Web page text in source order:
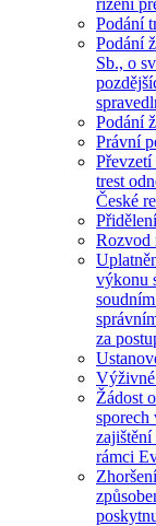
Podání
Podání
Sb., o
Podání
Právní
trest
České
Rozvod
výkonu
za
Žádost
sporech
rámci